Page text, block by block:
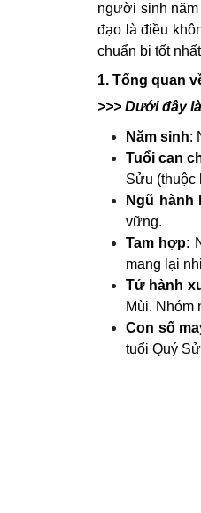
người sinh năm
đạo là điều
chuẩn bị tốt
1. Tổng quan
>>> Dưới đây
Năm sinh:
Tuổi can
Sửu (thuộc
Ngũ hành
vững.
Tam hợp:
mang lại
Tứ hành
Mùi. Nhóm
Con số
tuổi Quý